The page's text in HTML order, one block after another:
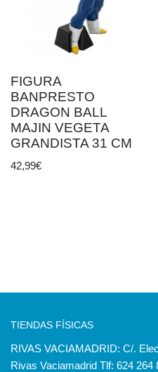
FIGURA
BANPRESTO
DRAGON BALL
MAJIN VEGETA
GRANDISTA 31 CM
42,99€
TIENDAS FÍSICAS
RIVAS VACIAMADRID: C/.
Rivas Vaciamadrid Tlf: 624 264